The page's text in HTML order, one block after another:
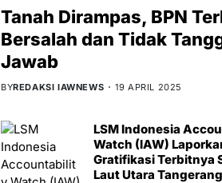
Tanah Dirampas, BPN
Bersalah dan Tidak
Jawab
BYREDAKSI IAWNEWS 19 APRIL 2025
LSM Indonesia
Watch (IAW)
Gratifikasi Terbitnya
Laut Utara